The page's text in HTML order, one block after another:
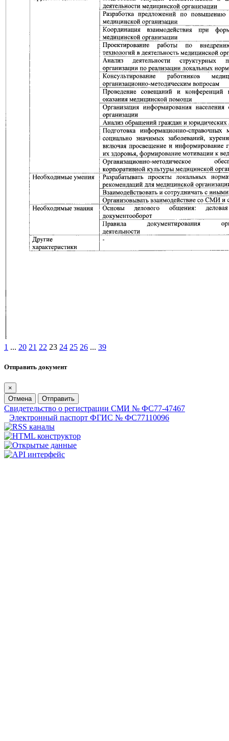
1 ... 20 21 22 23 24 25 26 ... 39
Отправить документ
×
Отмена
Отправить
Свидетельство о регистрации СМИ № ФС77-47467
Электронный паспорт ФГИС № ФС77110096